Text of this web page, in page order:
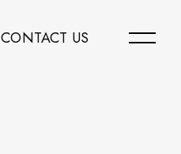
CONTACT US